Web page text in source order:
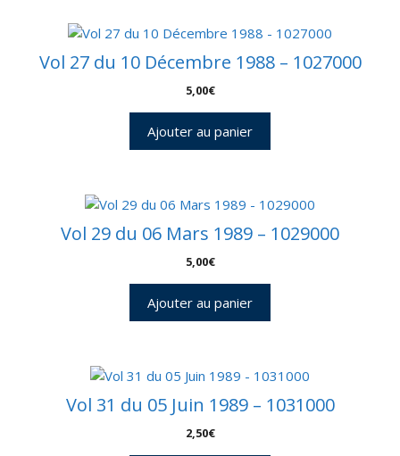
Vol 27 du 10 Décembre 1988 – 1027000
5,00€
Ajouter au panier
Vol 29 du 06 Mars 1989 – 1029000
5,00€
Ajouter au panier
Vol 31 du 05 Juin 1989 – 1031000
2,50€